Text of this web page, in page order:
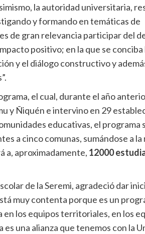
la autoridad universitaria,
y formando en temáticas de
de gran relevancia participar del
positivo; en la que se conciba
y el diálogo constructivo y
el cual, durante el año
y Ñiquén e intervino en 29
educativas, el programa
a cinco comunas, sumándose a la
a, aproximadamente, 12000
de la Seremi, agradeció dar
muy contenta porque es un
los equipos territoriales, en los
una alianza que tenemos con la